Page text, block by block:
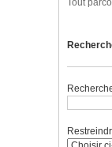
Tout